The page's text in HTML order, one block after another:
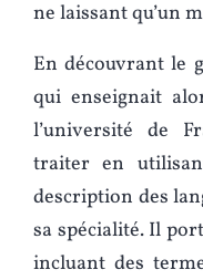
ne laissant qu’un
En découvrant le
qui enseignait
l’université de
traiter en
description des
sa spécialité. Il
incluant des